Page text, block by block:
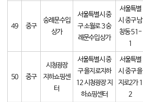
49 중구
숭례문수입
상가
서울특별시 중
구 소월로 3 숭
례문수입상가
서울특별
시 중구 남
창동 51-
1
50 중구
시청광장
지하쇼핑센
터
서울특별시 중
구 을지로지하
12 시청광장 지
하쇼핑센터
서울특별
시 중구 을
지로2가 1
2